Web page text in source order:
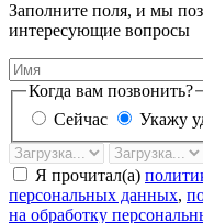
Заполните поля, и мы
интересующие вопросы
Имя
Когда вам позвонить?
Сейчас
Укажу
Дата
звонка
Время
Я прочитал(а)
персональных данных,
на обработку